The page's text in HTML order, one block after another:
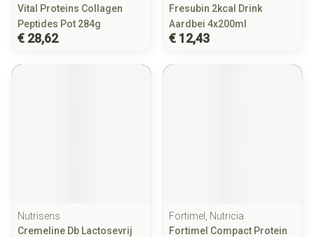
Vital Proteins Collagen
Peptides Pot 284g
€ 28,62
Fresubin 2kcal Drink
Aardbei 4x200ml
€ 12,43
Nutrisens
Cremeline Db Lactosevrij
Fortimel, Nutricia
Fortimel Compact Protein